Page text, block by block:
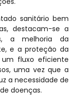
sanitário bem
destacam-se a
a melhoria da
e a proteção da
um fluxo eficiente
uma vez que a
a necessidade de
doenças.